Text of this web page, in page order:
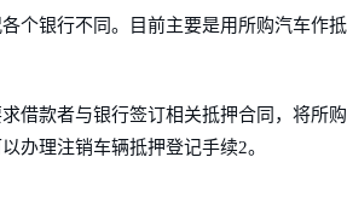
个银行不同。目前主要是用所购汽车作
借款者与银行签订相关抵押合同，将所
办理注销车辆抵押登记手续2。